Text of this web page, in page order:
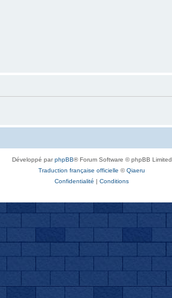
Développé parphpBB® Forum Software © phpBB Limited
Traduction française officielle ©Qiaeru
Confidentialité | Conditions